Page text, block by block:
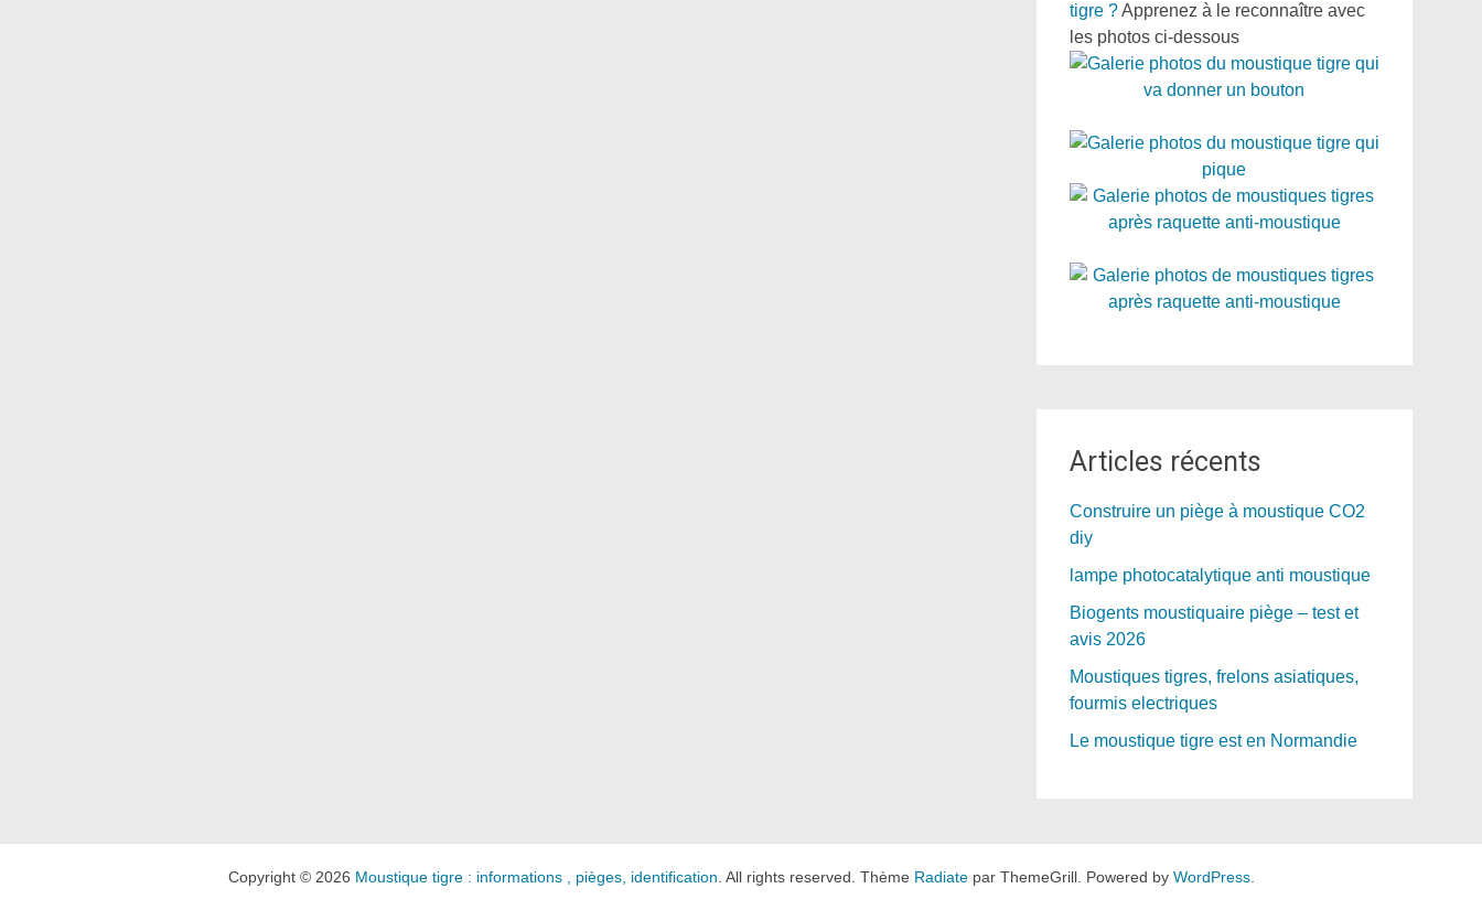
tigre ?Apprenez à le reconnaître avec
les photos ci-dessous
Articles récents
Construire un piège à moustique CO2
diy
lampe photocatalytique anti moustique
Biogents moustiquaire piège – test et
avis 2026
Moustiques tigres, frelons asiatiques,
fourmis electriques
Le moustique tigre est en Normandie
Copyright © 2026 Moustique tigre : informations , pièges, identification . All rights reserved. Thème Radiatepar ThemeGrill. Powered by WordPress.